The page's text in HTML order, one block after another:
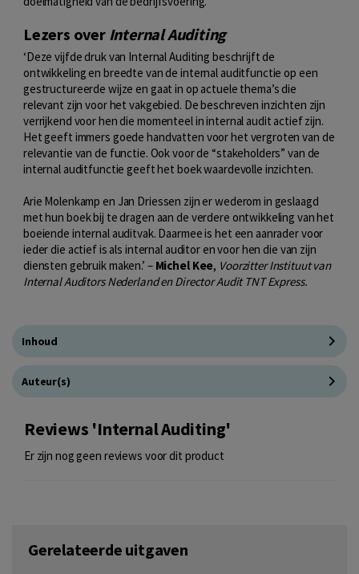
Lezers over Internal Auditing
‘Deze vijfde druk van Internal Auditing beschrijft de
ontwikkeling en breedte van de internal auditfunctie op een
gestructureerde wijze en gaat in op actuele thema’s die
relevant zijn voor het vakgebied. De beschreven inzichten zijn
verrijkend voor hen die momenteel in internal audit actief zijn.
Het geeft immers goede handvatten voor het vergroten van de
relevantie van de functie. Ook voor de “stakeholders” van de
internal auditfunctie geeft het boek waardevolle inzichten.
Arie Molenkamp en Jan Driessen zijn er wederom in geslaagd
met hun boek bij te dragen aan de verdere ontwikkeling van het
boeiende internal auditvak. Daarmee is het een aanrader voor
ieder die actief is als internal auditor en voor hen die van zijn
diensten gebruik maken.’ – Michel Kee, Voorzitter Instituut van
Internal Auditors Nederland en Director Audit TNT Express.
Inhoud
Auteur(s)
Reviews 'Internal Auditing'
Er zijn nog geen reviews voor dit product
Gerelateerde uitgaven